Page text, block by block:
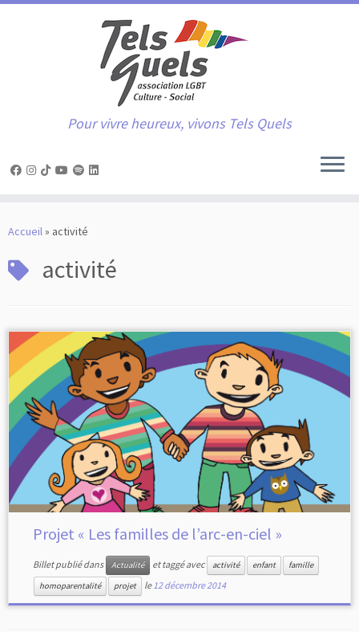
au
Pour vivre heureux, vivons Tels Quels
Accueil» activité
activité
Projet « Les familles de l’arc-en-ciel »
Billet publié dans Actualité et taggé avec activité enfant
famille
homoparentalité
projet le 12 décembre 2014